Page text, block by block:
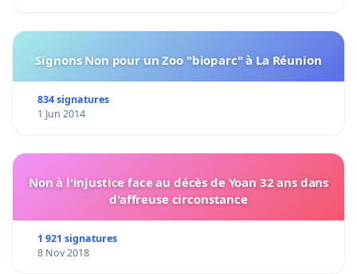
Signons Non pour un Zoo "bioparc" à La Réunion
834 signatures
1 Jun 2014
Non à l'injustice face au décès de Yoan 32 ans dans
d'affreuse circonstance
1 921 signatures
8 Nov 2018